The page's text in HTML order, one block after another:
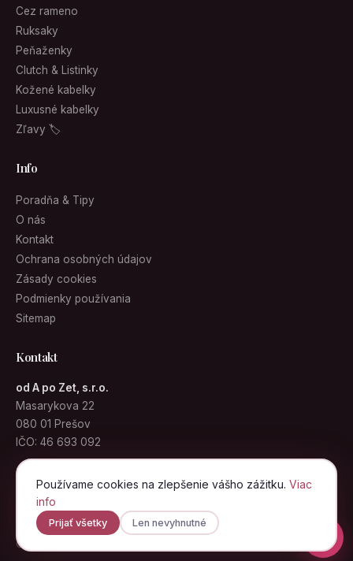
Používame cookies na zlepšenie vášho zážitku. Viac
info
Prijať všetky Len nevyhnutné
Cez rameno
Ruksaky
Peňaženky
Clutch & Listinky
Kožené kabelky
Luxusné kabelky
Zľavy 🏷
Info
Poradňa & Tipy
O nás
Kontakt
Ochrana osobných údajov
Zásady cookies
Podmienky používania
Sitemap
Kontakt
od A po Zet, s.r.o.
Masarykova 22
080 01 Prešov
IČO: 46 693 092
info@kabelky.sk
© 2026 Kabelky.sk · od A po Zet, s.r.o. · Všetky práva vyhradené